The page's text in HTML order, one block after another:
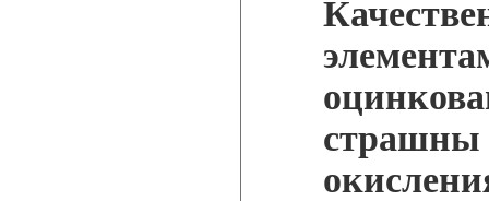
страшны